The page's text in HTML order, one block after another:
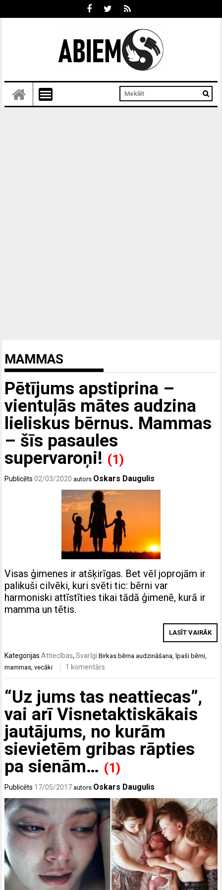
MAMMAS
Pētījums apstiprina –
vientuļās mātes audzina
lieliskus bērnus. Mammas
– šīs pasaules
supervaroņi! (1)
Publicēts02/03/2020 autors Oskars Daugulis
Visas ģimenes ir atšķirīgas. Bet vēl joprojām ir
palikuši cilvēki, kuri svēti tic: bērni var
harmoniski attīstīties tikai tādā ģimenē, kurā ir
mamma un tētis.
LASĪT VAIRĀK
KategorijasAttiecības,Svarīgi Birkas bērna audzināšana,īpaši bērni,
mammas,vecāki 1 komentārs
“Uz jums tas neattiecas”,
vai arī Visnetaktiskākais
jautājums, no kurām
sievietēm gribas rāpties
pa sienām… (1)
Publicēts 17/05/2017 autors Oskars Daugulis